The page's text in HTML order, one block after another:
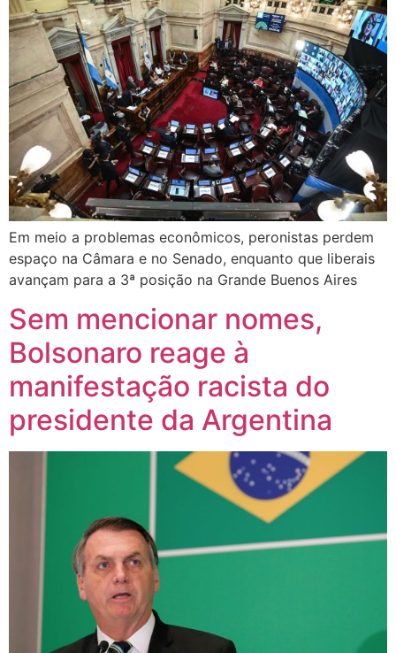
Em meio a problemas econômicos, peronistas perdem
espaço na Câmara e no Senado, enquanto que liberais
avançam para a 3ª posição na Grande Buenos Aires
Sem mencionar nomes,
Bolsonaro reage à
manifestação racista do
presidente da Argentina